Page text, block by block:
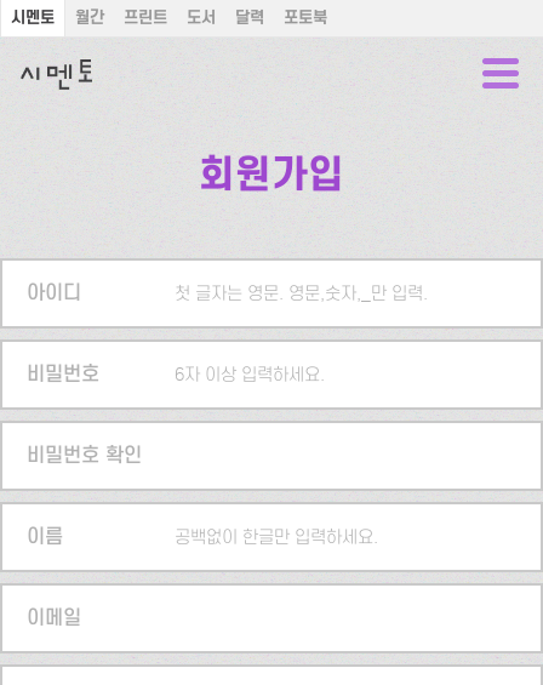
시멘토 월간 프린트 도서 달력 포토북
회원가입
아이디 첫 글자는 영문. 영문,숫자,_만 입력.
비밀번호 6자 이상 입력하세요.
비밀번호 확인
이름 공백없이 한글만 입력하세요.
이메일